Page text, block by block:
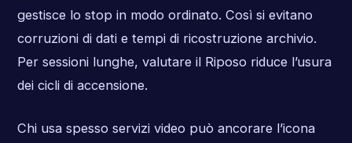
gestisce lo stop in modo ordinato. Così si evitano
corruzioni di dati e tempi di ricostruzione archivio.
Per sessioni lunghe, valutare il Riposo riduce l’usura
dei cicli di accensione.
Chi usa spesso servizi video può ancorare l’icona